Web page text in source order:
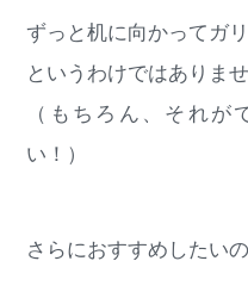
ずっと机に向かってガ
というわけではありませ
（もちろん、それが
い！）
さらにおすすめしたい